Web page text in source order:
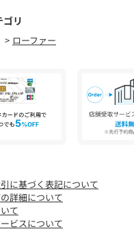
商品
紙破損、箱破損につきまして
だいております。
ゴリ
ローファー
に基づく表記について
詳細について
て
ビスについて